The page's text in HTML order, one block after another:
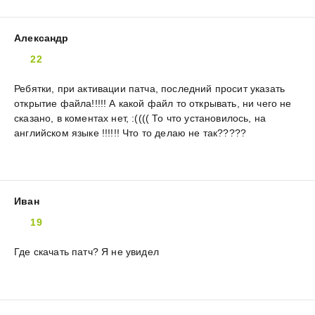
Александр
22
Ребятки, при активации патча, последний просит указать
открытие файла!!!!! А какой файл то открывать, ни чего не
сказано, в коментах нет, :(((( То что установилось, на
английском языке !!!!!! Что то делаю не так?????
Иван
19
Где скачать патч? Я не увидел